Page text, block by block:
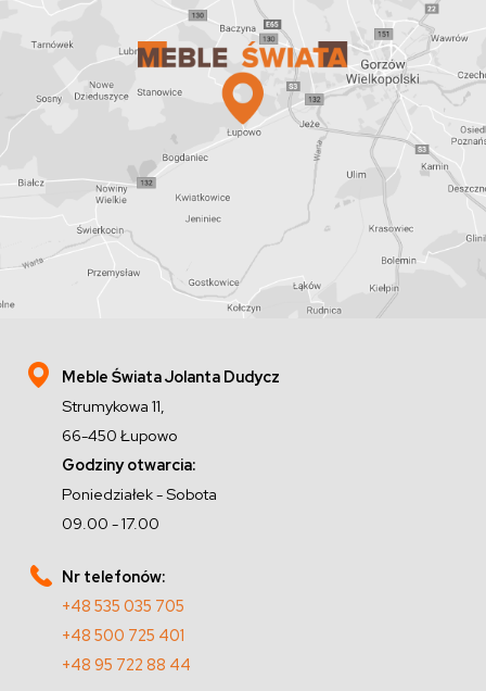
Meble Świata Jolanta Dudycz
Strumykowa 11,
66-450 Łupowo
Godziny otwarcia:
Poniedziałek - Sobota
09.00 - 17.00
Nr telefonów:
+48 535 035 705
+48 500 725 401
+48 95 722 88 44